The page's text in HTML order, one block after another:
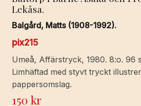
Lekåsa.
Balgård, Matts (1908-1992).
pix215
Umeå, Affärstryck, 1980. 8:o. 96
Limhäftad med styvt tryckt
pappersomslag.
150kr